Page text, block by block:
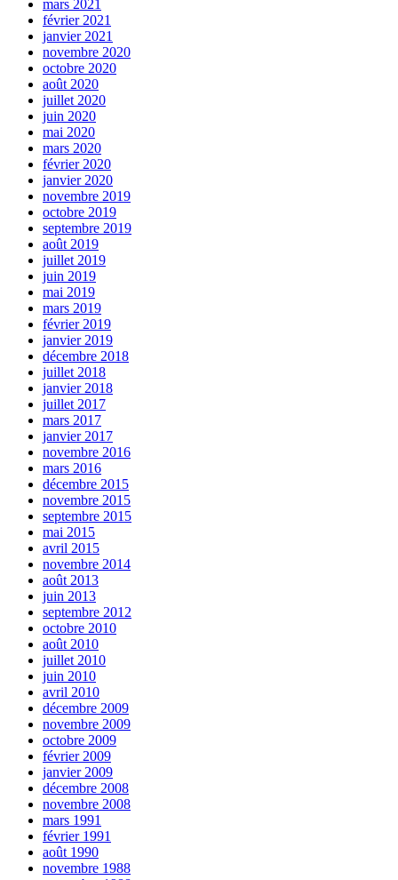
mars 2021
février 2021
janvier 2021
novembre 2020
octobre 2020
août 2020
juillet 2020
juin 2020
mai 2020
mars 2020
février 2020
janvier 2020
novembre 2019
octobre 2019
septembre 2019
août 2019
juillet 2019
juin 2019
mai 2019
mars 2019
février 2019
janvier 2019
décembre 2018
juillet 2018
janvier 2018
juillet 2017
mars 2017
janvier 2017
novembre 2016
mars 2016
décembre 2015
novembre 2015
septembre 2015
mai 2015
avril 2015
novembre 2014
août 2013
juin 2013
septembre 2012
octobre 2010
août 2010
juillet 2010
juin 2010
avril 2010
décembre 2009
novembre 2009
octobre 2009
février 2009
janvier 2009
décembre 2008
novembre 2008
mars 1991
février 1991
août 1990
novembre 1988